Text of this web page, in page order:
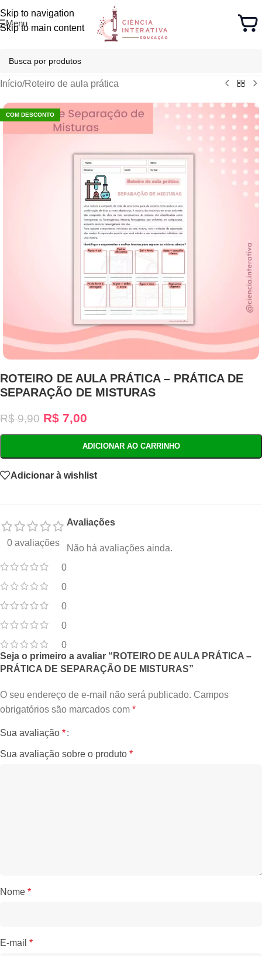
Skip to navigation
Skip to main content
Menu
Início/Roteiro de aula prática
COM DESCONTO
ROTEIRO DE AULA PRÁTICA – PRÁTICA DE
SEPARAÇÃO DE MISTURAS
R$9,90 R$ 7,00
ADICIONAR AO CARRINHO
Adicionar à wishlist
0 avaliações
0
0
0
0
0
Avaliações
Não há avaliações ainda.
Seja o primeiro a avaliar “ROTEIRO DE AULA PRÁTICA –
PRÁTICA DE SEPARAÇÃO DE MISTURAS”
O seu endereço de e-mail não será publicado. Campos
obrigatórios são marcados com *
Sua avaliação *
Sua avaliação sobre o produto *
Nome *
E-mail *